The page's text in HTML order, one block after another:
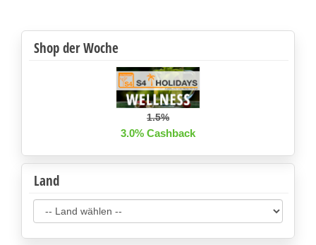
Shop der Woche
1.5%
3.0% Cashback
Land